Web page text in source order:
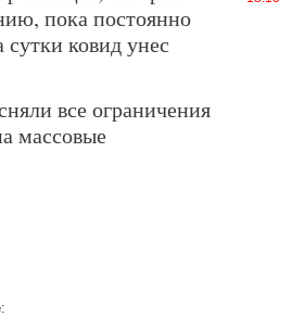
пока постоянно
ковид унес
все ограничения
массовые
: